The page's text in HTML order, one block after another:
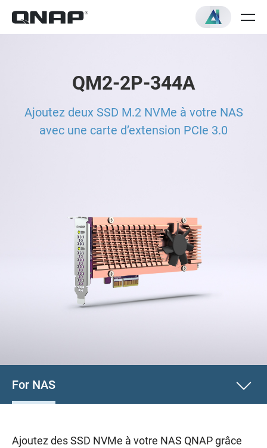
QM2-2P-344A
Ajoutez deux SSD M.2 NVMe à votre NAS
avec une carte d’extension PCIe 3.0
For NAS
Ajoutez des SSD NVMe à votre NAS QNAP grâce